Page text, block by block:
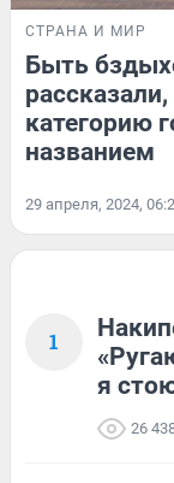
СТРАНА И МИР
Быть
категорию
названием
29 апреля, 2024,
1
я
26